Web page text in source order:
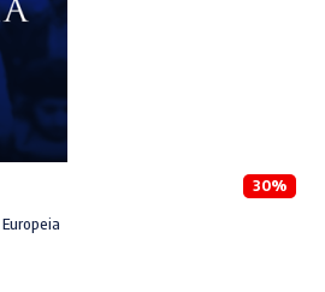
ADICIONAR
30%